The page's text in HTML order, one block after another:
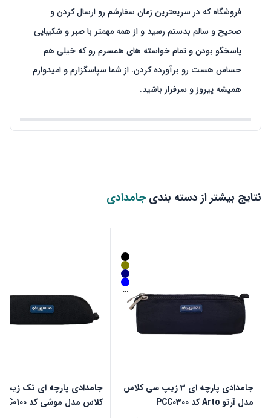
فروشگاه که در سریعترین زمان سفارشم رو ارسال کردن و
صحیح و سالم بدستم رسید و از همه مهمتر با صبر و شکیبایی
پاسخگو بودن و تمام خواسته های همسرم رو که خیلی هم
حساس هست رو برآورده کردن. از شما سپاسگزارم و امیدوارم
همیشه پیروز و سرفراز باشید.
نتایج بیشتر از دسته بندیجامدادی
...
جامدادی پارچه ای 3 زیپ سی کلاس
مدل آرتو Arto کد PCC0300
جامدادی پارچه ای تک
کلاس مدل موشی کد PCC0100